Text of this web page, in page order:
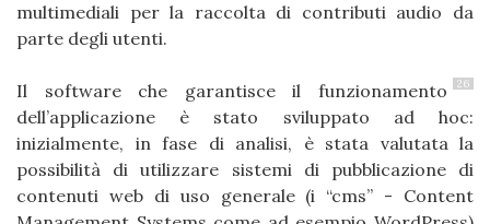
multimediali per la raccolta di contributi audio da
parte degli utenti.
26
Il software che garantisce il funzionamento
dell’applicazione è stato sviluppato ad hoc:
inizialmente, in fase di analisi, è stata valutata la
possibilità di utilizzare sistemi di pubblicazione di
contenuti web di uso generale (i “cms” - Content